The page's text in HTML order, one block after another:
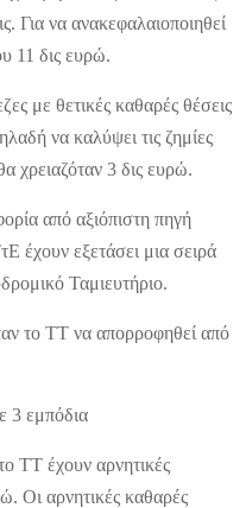
Για να ανακεφαλαιοποιηθεί
11 δις ευρώ.
με θετικές καθαρές θέσεις
να καλύψει τις ζημίες
χρειαζόταν 3 δις ευρώ.
από αξιόπιστη πηγή
έχουν εξετάσει μια σειρά
Ταμιευτήριο.
το ΤΤ να απορροφηθεί από
3 εμπόδια
ΤΤ έχουν αρνητικές
Οι αρνητικές καθαρές